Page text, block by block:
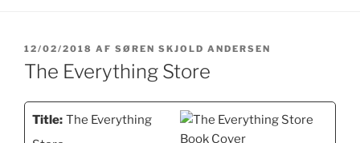
UDGIVET
DEN
12/02/2018 AF SØREN SKJOLD ANDERSEN
The Everything Store
Title: The Everything